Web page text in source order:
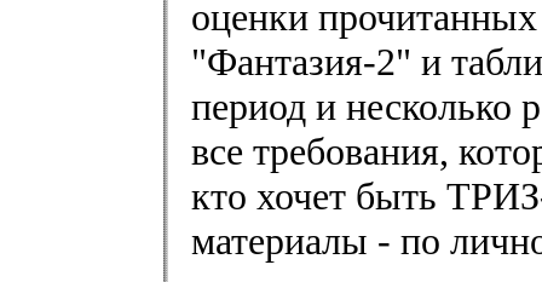
оценки
"Фантазия-2" и
период и несколько
все требования,
кто хочет быть
материалы - по